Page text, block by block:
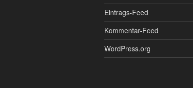
Eintrags-Feed
Kommentar-Feed
WordPress.org